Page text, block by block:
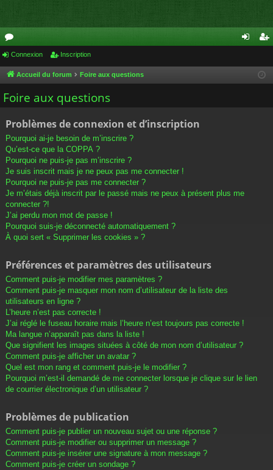
or
u
m
cri
Connexion Inscription
Accueil du forum Foire aux questions
Foire aux questions
Problèmes de connexion et d’inscription
Pourquoi ai-je besoin de m’inscrire ?
Qu’est-ce que la COPPA ?
Pourquoi ne puis-je pas m’inscrire ?
Je suis inscrit mais je ne peux pas me connecter !
Pourquoi ne puis-je pas me connecter ?
Je m’étais déjà inscrit par le passé mais ne peux à présent plus me
connecter ?!
J’ai perdu mon mot de passe !
Pourquoi suis-je déconnecté automatiquement ?
À quoi sert « Supprimer les cookies » ?
Préférences et paramètres des utilisateurs
Comment puis-je modifier mes paramètres ?
Comment puis-je masquer mon nom d’utilisateur de la liste des
utilisateurs en ligne ?
L’heure n’est pas correcte !
J’ai réglé le fuseau horaire mais l’heure n’est toujours pas correcte !
Ma langue n’apparaît pas dans la liste !
Que signifient les images situées à côté de mon nom d’utilisateur ?
Comment puis-je afficher un avatar ?
Quel est mon rang et comment puis-je le modifier ?
Pourquoi m’est-il demandé de me connecter lorsque je clique sur le lien
de courrier électronique d’un utilisateur ?
Problèmes de publication
Comment puis-je publier un nouveau sujet ou une réponse ?
Comment puis-je modifier ou supprimer un message ?
Comment puis-je insérer une signature à mon message ?
Comment puis-je créer un sondage ?